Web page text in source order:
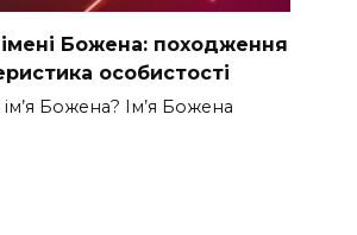
Божена: походження
особистості
Божена? Ім’я Божена